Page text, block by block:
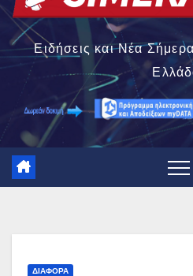
Ειδήσεις και Νέα
ΔΙΆΦΟΡΑ